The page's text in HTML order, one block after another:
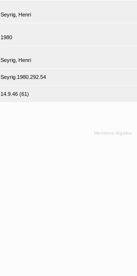
Seyrig, Henri
1980
Seyrig, Henri
Seyrig.1980.292.54
14.9.46 (61)
Mentions légales